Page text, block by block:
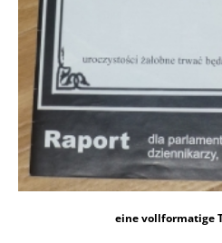
eine vollformatige